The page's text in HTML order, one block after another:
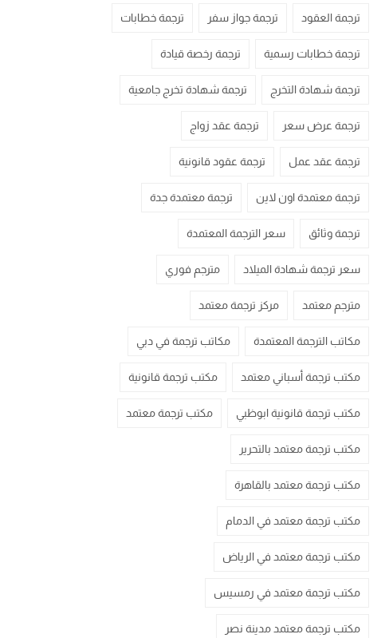
ترجمة العقود ترجمة جواز سفر ترجمة خطابات
ترجمة خطابات رسمية ترجمة رخصة قيادة
ترجمة شهادة التخرج ترجمة شهادة تخرج جامعية
ترجمة عرض سعر ترجمة عقد زواج
ترجمة عقد عمل ترجمة عقود قانونية
ترجمة معتمدة اون لاين ترجمة معتمدة جدة
ترجمة وثائق سعر الترجمة المعتمدة
سعر ترجمة شهادة الميلاد مترجم فوري
مترجم معتمد مركز ترجمة معتمد
مكاتب الترجمة المعتمدة مكاتب ترجمة في دبي
مكتب ترجمة أسباني معتمد مكتب ترجمة قانونية
مكتب ترجمة قانونية ابوظبي مكتب ترجمة معتمد
مكتب ترجمة معتمد بالتحرير
مكتب ترجمة معتمد بالقاهرة
مكتب ترجمة معتمد في الدمام
مكتب ترجمة معتمد في الرياض
مكتب ترجمة معتمد في رمسيس
مكتب ترجمة معتمد مدينة نصر